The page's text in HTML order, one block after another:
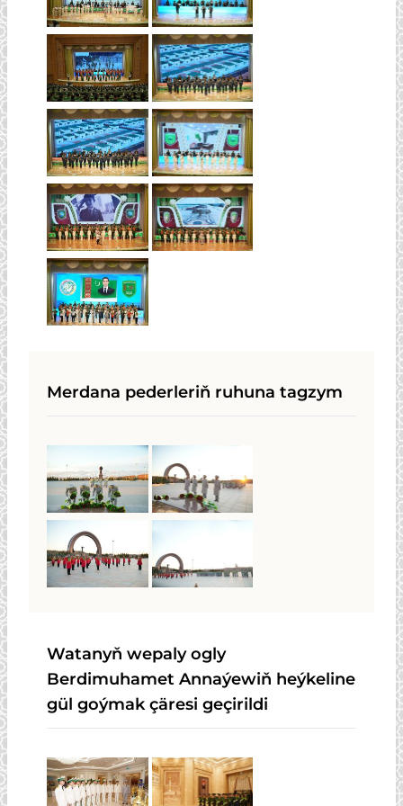
Merdana pederleriň ruhuna tagzym
Watanyň wepaly ogly
Berdimuhamet Annaýewiň heýkeline
gül goýmak çäresi geçirildi